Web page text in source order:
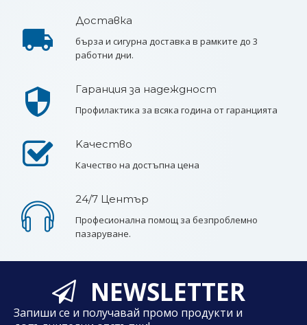
Доставка
бърза и сигурна доставка в рамките до 3
работни дни.
Гаранция за надеждност
Профилактика за всяка година от гаранцията
Kачество
Качество на достъпна цена
24/7 Център
Професионална помощ за безпроблемно
пазаруване.
NEWSLETTER
Запиши се и получавай промо продукти и